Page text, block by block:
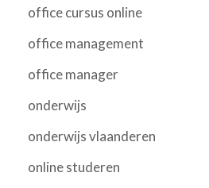
office cursus online
office management
office manager
onderwijs
onderwijs vlaanderen
online studeren